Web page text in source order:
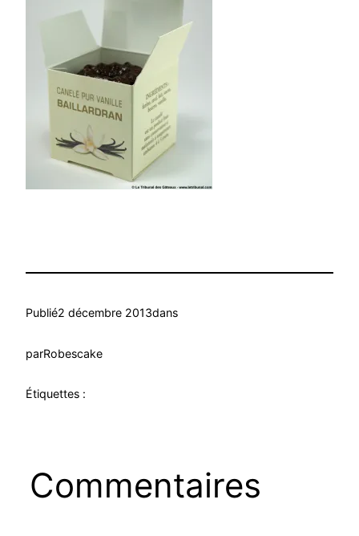
Publié2 décembre 2013dans
parRobescake
Étiquettes :
Commentaires